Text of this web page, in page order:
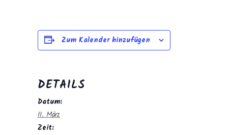
Zum Kalender hinzufügen
DETAILS
Datum:
11. März
Zeit: